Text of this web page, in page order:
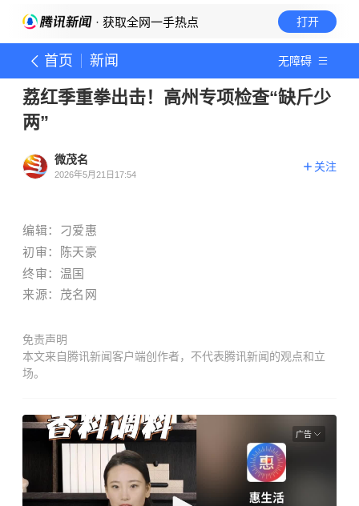
· 获取全网一手热点 打开
首页 新闻 无障碍
荔红季重拳出击！高州专项检查“缺斤少
两”
微茂名
2026年5月21日17:54
关注
编辑：刁爱惠
初审：陈天豪
终审：温国
来源：茂名网
免责声明
本文来自腾讯新闻客户端创作者，不代表腾讯新闻的观点和立
场。
广告